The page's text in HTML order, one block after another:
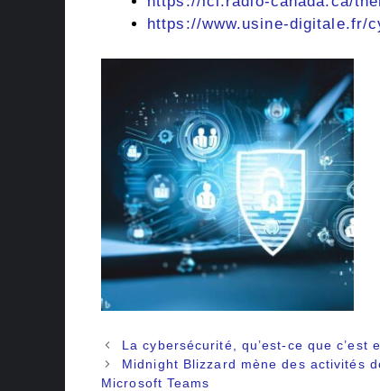
https://www.usine-digitale.fr/
La cybersécurité, qu’est-ce que
Midnight Blizzard mène des activités
Microsoft Teams